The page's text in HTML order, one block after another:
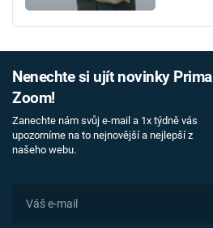
Nenechte si ujít novinky Prima
Zoom!
Zanechte nám svůj e-mail a 1x týdně vás
upozorníme na to nejnovější a nejlepší z
našeho webu.